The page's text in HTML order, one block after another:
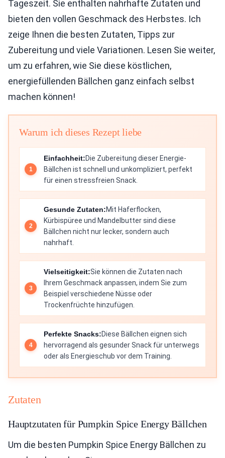
Tageszeit. Sie enthalten nahrhafte Zutaten und
bieten den vollen Geschmack des Herbstes. Ich
zeige Ihnen die besten Zutaten, Tipps zur
Zubereitung und viele Variationen. Lesen Sie weiter,
um zu erfahren, wie Sie diese köstlichen,
energiefüllenden Bällchen ganz einfach selbst
machen können!
Warum ich dieses Rezept liebe
Einfachheit:Die Zubereitung dieser Energie-
Bällchen ist schnell und unkompliziert, perfekt
für einen stressfreien Snack.
Gesunde Zutaten:Mit Haferflocken,
Kürbispüree und Mandelbutter sind diese
Bällchen nicht nur lecker, sondern auch
nahrhaft.
Vielseitigkeit:Sie können die Zutaten nach
Ihrem Geschmack anpassen, indem Sie zum
Beispiel verschiedene Nüsse oder
Trockenfrüchte hinzufügen.
Perfekte Snacks:Diese Bällchen eignen sich
hervorragend als gesunder Snack für unterwegs
oder als Energieschub vor dem Training.
Zutaten
Hauptzutaten für Pumpkin Spice Energy Bällchen
Um die besten Pumpkin Spice Energy Bällchen zu